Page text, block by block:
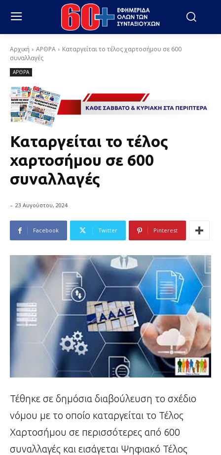
Αρχική ΑΡΘΡΑ
Καταργείται το τέλος χαρτοσήμου σε 600
συναλλαγές
ΑΡΘΡΑ
Καταργείται το τέλος
χαρτοσήμου σε 600
συναλλαγές
- 23 Αυγούστου, 2024
Facebook Twitter Pinterest
Τέθηκε σε δημόσια διαβούλευση το σχέδιο
νόμου με το οποίο καταργείται το Τέλος
Χαρτοσήμου σε περισσότερες από 600
συναλλαγές και εισάγεται Ψηφιακό Τέλος